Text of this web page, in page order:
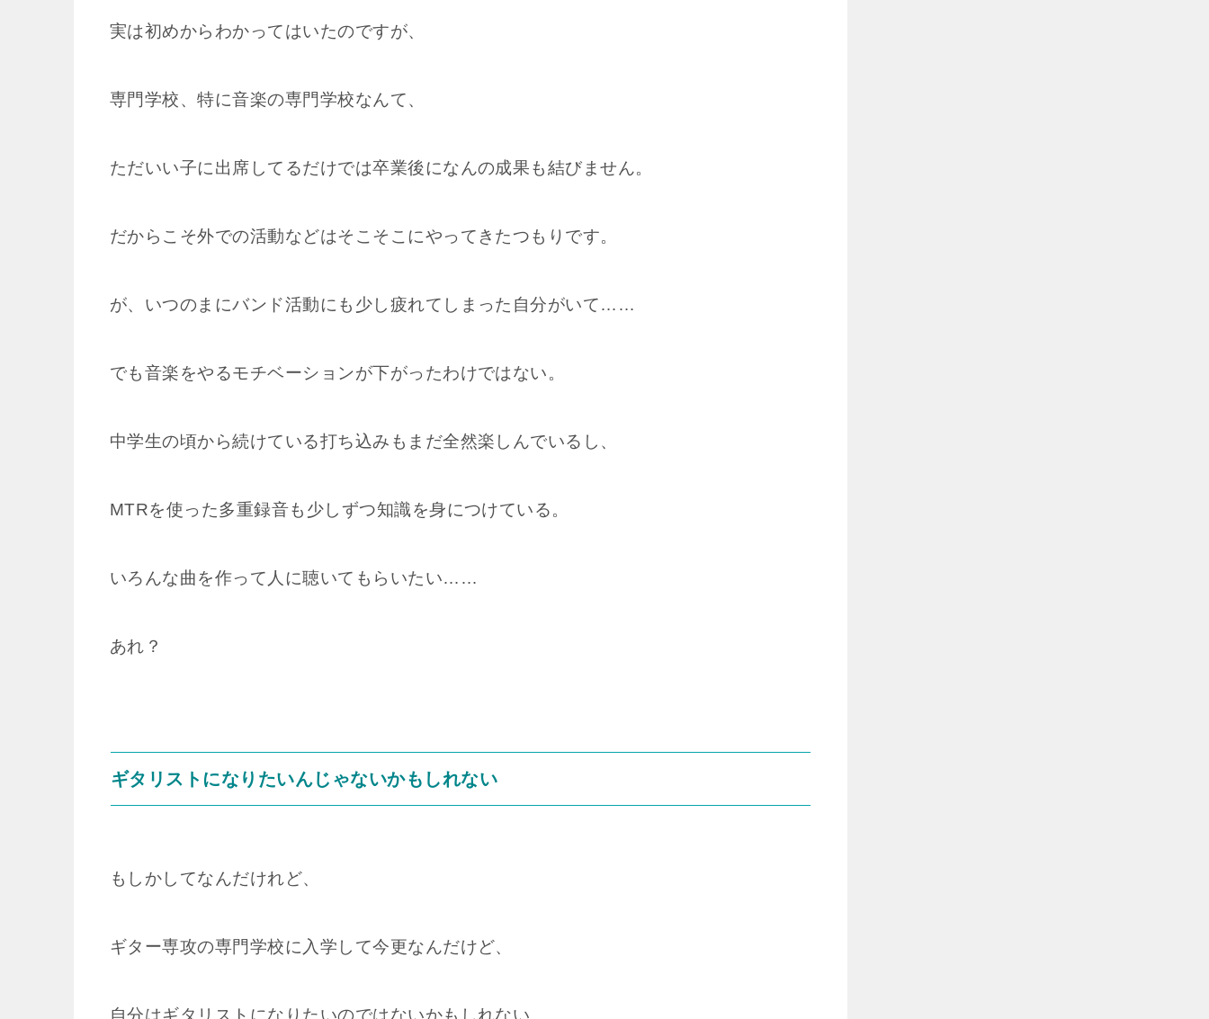
実は初めからわかってはいたのですが、
専門学校、特に音楽の専門学校なんて、
ただいい子に出席してるだけでは卒業後になんの成果も結びません。
だからこそ外での活動などはそこそこにやってきたつもりです。
が、いつのまにバンド活動にも少し疲れてしまった自分がいて……
でも音楽をやるモチベーションが下がったわけではない。
中学生の頃から続けている打ち込みもまだ全然楽しんでいるし、
MTRを使った多重録音も少しずつ知識を身につけている。
いろんな曲を作って人に聴いてもらいたい……
あれ？
ギタリストになりたいんじゃないかもしれない
もしかしてなんだけれど、
ギター専攻の専門学校に入学して今更なんだけど、
自分はギタリストになりたいのではないかもしれない。